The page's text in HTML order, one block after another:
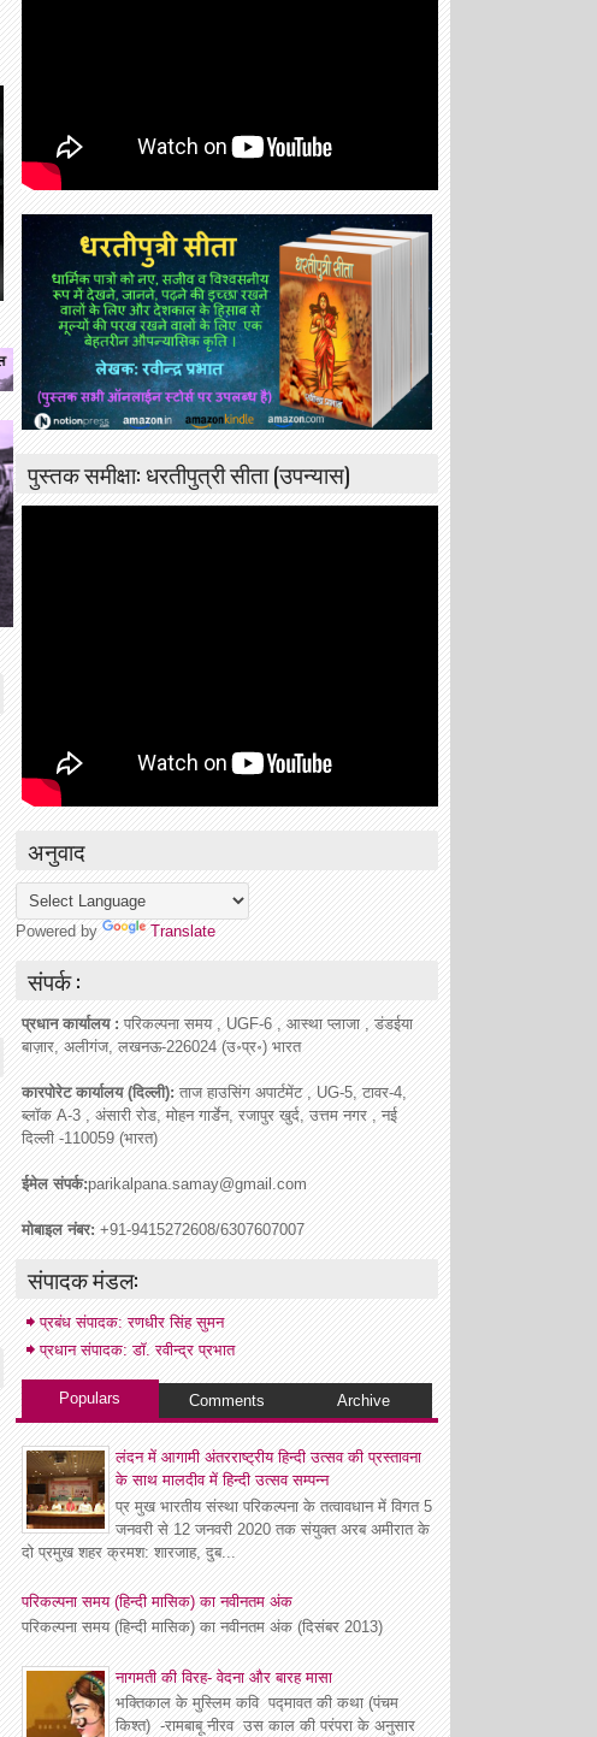
पुस्तक समीक्षा: धरतीपुत्री सीता (उपन्यास)
अनुवाद
Powered by Translate
संपर्क :
प्रधान कार्यालय :परिकल्पना समय , UGF-6 , आस्था प्लाजा , डंडईया
बाज़ार, अलीगंज, लखनऊ-226024 (उ॰प्र॰) भारत
कारपोरेट कार्यालय (दिल्ली):ताज हाउसिंग अपार्टमेंट , UG-5, टावर-4,
ब्लॉक A-3 , अंसारी रोड, मोहन गार्डेन, रजापुर खुर्द, उत्तम नगर , नई
दिल्ली -110059 (भारत)
ईमेल संपर्क:parikalpana.samay@gmail.com
मोबाइल नंबर:+91-9415272608/6307607007
संपादक मंडल:
प्रबंध संपादक: रणधीर सिंह सुमन
प्रधान संपादक: डॉ. रवीन्द्र प्रभात
Populars Comments Archive
लंदन में आगामी अंतरराष्ट्रीय हिन्दी उत्सव की प्रस्तावना
के साथ मालदीव में हिन्दी उत्सव सम्पन्न
प्र मुख भारतीय संस्था परिकल्पना के तत्वावधान में विगत 5
जनवरी से 12 जनवरी 2020 तक संयुक्त अरब अमीरात के
दो प्रमुख शहर क्रमश: शारजाह, दुब...
परिकल्पना समय (हिन्दी मासिक) का नवीनतम अंक
परिकल्पना समय (हिन्दी मासिक) का नवीनतम अंक (दिसंबर 2013)
नागमती की विरह- वेदना और बारह मासा
भक्तिकाल के मुस्लिम कवि पद्मावत की कथा (पंचम
किश्त) -रामबाबू नीरव उस काल की परंपरा के अनुसार